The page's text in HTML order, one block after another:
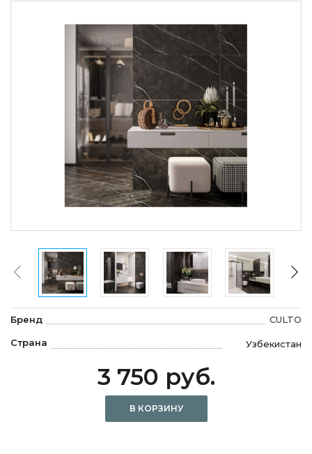
Бренд CULTO
Страна Узбекистан
3 750 руб.
В КОРЗИНУ